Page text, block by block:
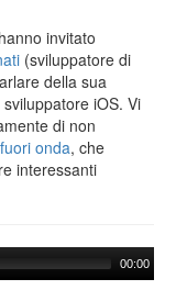
invitato
(sviluppatore di
della sua
iOS. Vi
di non
onda, che
interessanti
00:00